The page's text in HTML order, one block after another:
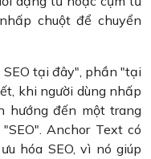
chuột để chuyển
tại đây", phần "tại
khi người dùng nhấp
hướng đến một trang
Anchor Text có
hóa SEO, vì nó giúp